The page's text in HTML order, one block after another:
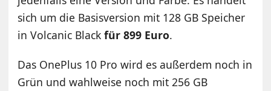
sich um die Basisversion mit 128 GB Speicher
in Volcanic Blackfür 899 Euro.
Das OnePlus 10 Pro wird es außerdem noch in
Grün und wahlweise noch mit 256 GB